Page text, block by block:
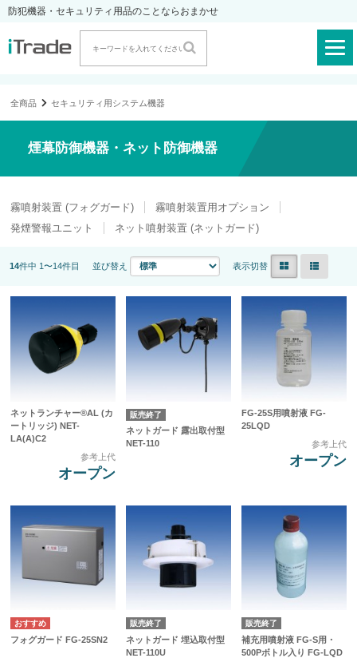
防犯機器・セキュリティ用品のことならおまかせ
全商品 セキュリティ用システム機器
煙幕防御機器・ネット防御機器
霧噴射装置 (フォグガード)
霧噴射装置用オプション
発煙警報ユニット
ネット噴射装置 (ネットガード)
14件中 1〜14件目 並び替え 表示切替
ネットランチャー®AL (カ
ートリッジ) NET-
LA(A)C2
参考上代
オープン
販売終了
ネットガード 露出取付型
NET-110
FG-25S用噴射液 FG-
25LQD
参考上代
オープン
フォグガード FG-25SN2
販売終了
ネットガード 埋込取付型
NET-110U
販売終了
補充用噴射液 FG-S用・
500Pボトル入り FG-LQD